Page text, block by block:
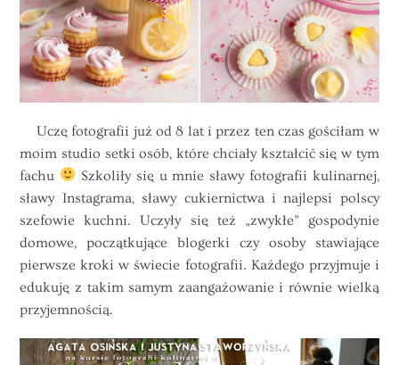
Uczę fotografii już od 8 lat i przez ten czas gościłam w
moim studio setki osób, które chciały kształcić się w tym
fachu
Szkoliły się u mnie sławy fotografii kulinarnej,
sławy Instagrama, sławy cukiernictwa i najlepsi polscy
szefowie kuchni. Uczyły się też „zwykłe” gospodynie
domowe, początkujące blogerki czy osoby stawiające
pierwsze kroki w świecie fotografii. Każdego przyjmuje i
edukuję z takim samym zaangażowanie i równie wielką
przyjemnością.